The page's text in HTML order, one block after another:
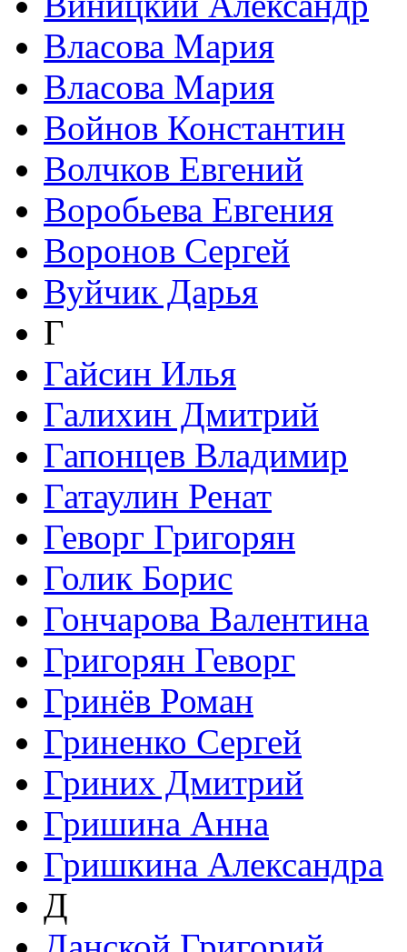
Власова Мария
Власова Мария
Войнов Константин
Волчков Евгений
Воробьева Евгения
Воронов Сергей
Вуйчик Дарья
Г
Гайсин Илья
Галихин Дмитрий
Гапонцев Владимир
Гатаулин Ренат
Геворг Григорян
Голик Борис
Гончарова Валентина
Григорян Геворг
Гринёв Роман
Гриненко Сергей
Гриних Дмитрий
Гришина Анна
Гришкина Александра
Д